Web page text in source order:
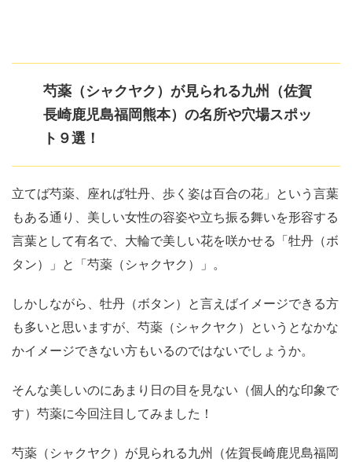
芍薬（シャクヤク）が見られる九州（佐賀
長崎鹿児島福岡熊本）の名所や穴場スポッ
ト９選！
立てば芍薬、座れば牡丹、歩く姿は百合の花」という言葉
もある通り、美しい女性の容姿や立ち振る舞いを形容する
言葉として有名で、大輪で美しい花を咲かせる「牡丹（ボ
タン）」と「芍薬（シャクヤク）」。
しかしながら、牡丹（ボタン）と言えばイメージできる方
も多いと思いますが、芍薬（シャクヤク）というとなかな
かイメージできない方もいるのではないでしょうか。
そんな美しいのにあまり日の目を見ない（個人的な印象で
す）芍薬に今回注目してみました！
芍薬（シャクヤク）が見られる九州（佐賀長崎鹿児島福岡